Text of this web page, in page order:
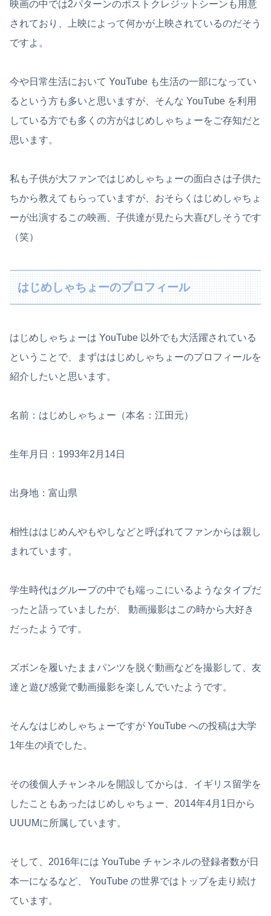
映画の中では2パターンのポストクレジットシーンも用意
されており、上映によって何かが上映されているのだそう
ですよ。
今や日常生活において YouTube も生活の一部になってい
るという方も多いと思いますが、そんな YouTube を利用
している方でも多くの方がはじめしゃちょーをご存知だと
思います。
私も子供が大ファンではじめしゃちょーの面白さは子供た
ちから教えてもらっていますが、おそらくはじめしゃちょ
ーが出演するこの映画、子供達が見たら大喜びしそうです
（笑）
はじめしゃちょーのプロフィール
はじめしゃちょーは YouTube 以外でも大活躍されている
ということで、まずははじめしゃちょーのプロフィールを
紹介したいと思います。
名前：はじめしゃちょー（本名：江田元）
生年月日：1993年2月14日
出身地：富山県
相性ははじめんやもやしなどと呼ばれてファンからは親し
まれています。
学生時代はグループの中でも端っこにいるようなタイプだ
ったと語っていましたが、 動画撮影はこの時から大好き
だったようです。
ズボンを履いたままパンツを脱ぐ動画などを撮影して、友
達と遊び感覚で動画撮影を楽しんでいたようです。
そんなはじめしゃちょーですが YouTube への投稿は大学
1年生の頃でした。
その後個人チャンネルを開設してからは、イギリス留学を
したこともあったはじめしゃちょー、2014年4月1日から
UUUMに所属しています。
そして、2016年には YouTube チャンネルの登録者数が日
本一になるなど、 YouTube の世界ではトップを走り続け
ています。